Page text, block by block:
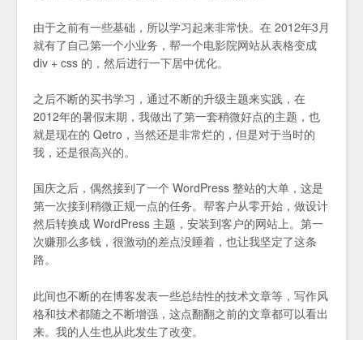
由于之前有一些基础，所以学习起来非常快。在 2012年3月
就有了自己第一个小业务，帮一个电影院网站从表格变成
div + css 的，然后进行一下居中优化。
之后不断的买书学习，通过不断的升级主题来实践，在
2012年的暑假末期，我做出了第一套稍微好点的主题，也
就是现在的 Qetro，当然还是非常烂的，但是对于当时的
我，还是很高兴的。
国庆之后，偶然接到了一个 WordPress 整站的大单，这是
第一次接到稍微正规一点的任务。帮客户从零开始，做设计
然后转换成 WordPress 主题，安装到客户的网站上。第一
次赚那么多钱，很激动的差点没睡着，也让我坚定了这条
路。
此间也不断的在博客发表一些总结性的技术文章等，写作风
格和技术都随之不断增强，这点翻翻之前的文章都可以看出
来。我的人生也从此发生了改变。